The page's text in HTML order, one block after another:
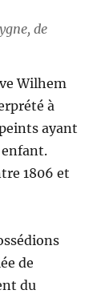
, de
Wilhem
à
ayant
1806 et
de
du